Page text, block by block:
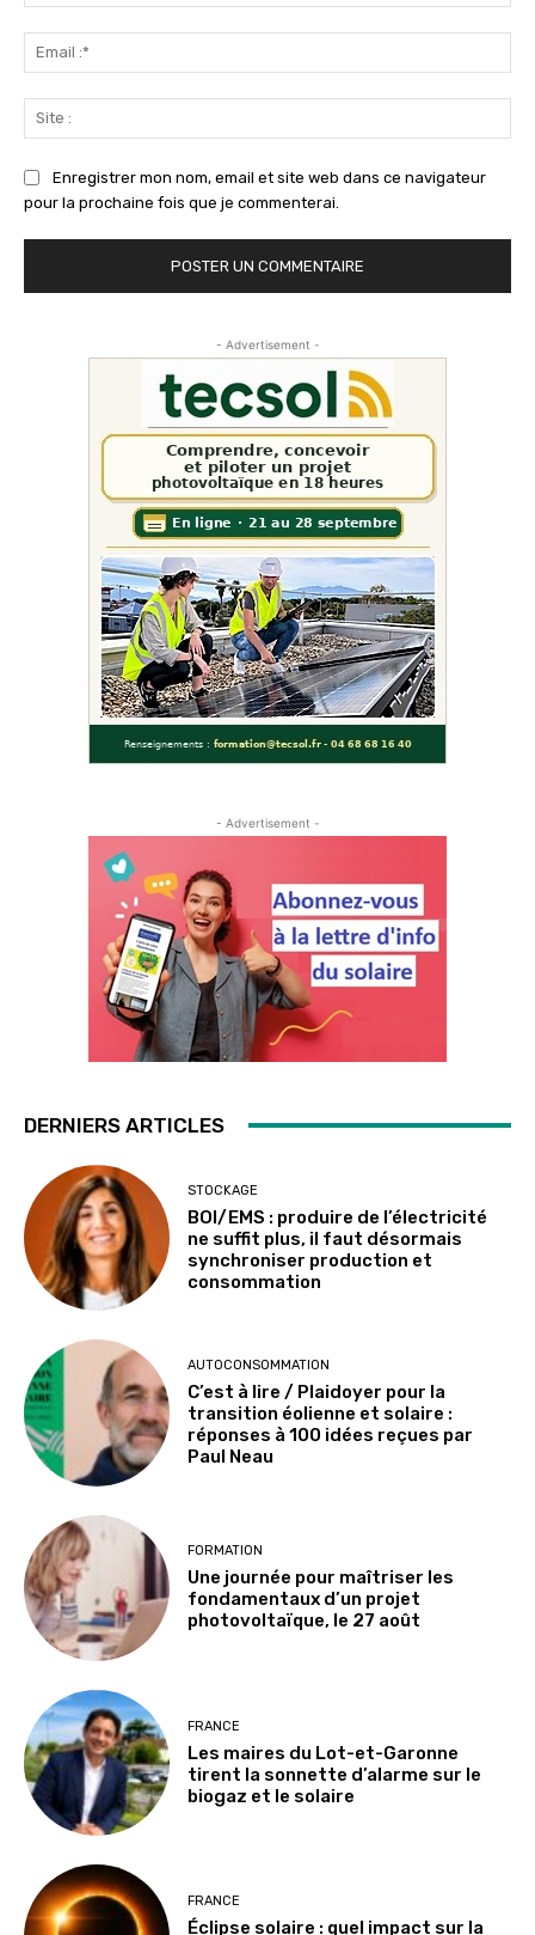
Enregistrer mon nom, email et site web dans ce navigateur
pour la prochaine fois que je commenterai.
- Advertisement -
- Advertisement -
DERNIERS ARTICLES
STOCKAGE
BOI/EMS : produire de l’électricité
ne suffit plus, il faut désormais
synchroniser production et
consommation
AUTOCONSOMMATION
C’est à lire / Plaidoyer pour la
transition éolienne et solaire :
réponses à 100 idées reçues par
Paul Neau
FORMATION
Une journée pour maîtriser les
fondamentaux d’un projet
photovoltaïque, le 27 août
FRANCE
Les maires du Lot-et-Garonne
tirent la sonnette d’alarme sur le
biogaz et le solaire
FRANCE
Éclipse solaire : quel impact sur la